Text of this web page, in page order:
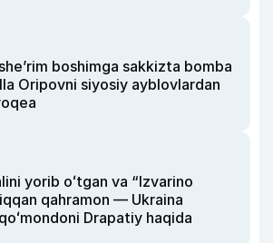
boshimga sakkizta bomba
Oripovni siyosiy ayblovlardan
yorib oʻtgan va “Izvarino
qahramon — Ukraina
Drapatiy haqida